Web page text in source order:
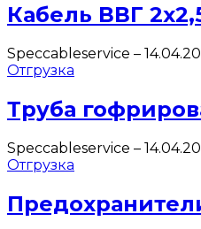
Кабель ВВГ
Speccableservice –
Отгрузка
Труба
Speccableservice –
Отгрузка